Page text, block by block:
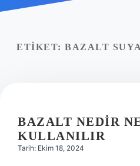
Yasal Uyarı
ETIKET: BAZALT
BAZALT NEDIR
KULLANILIR
Tarih: Ekim 18, 2024